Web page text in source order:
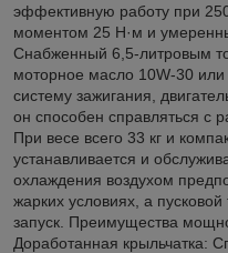
эффективную работу при
моментом 25 Н·м и
Снабженный 6,5-литровым
моторное масло 10W-30
систему зажигания,
он способен справляться с
При весе всего 33 кг и
устанавливается и
охлаждения воздухом
жарких условиях, а
запуск. Преимущества
Доработанная крыльчатка: